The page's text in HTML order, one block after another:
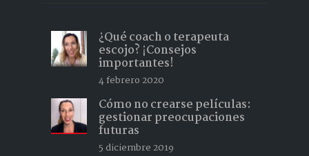
¿Qué coach o terapeuta
escojo? ¡Consejos
importantes!
4 febrero 2020
Cómo no crearse películas:
gestionar preocupaciones
futuras
5 diciembre 2019